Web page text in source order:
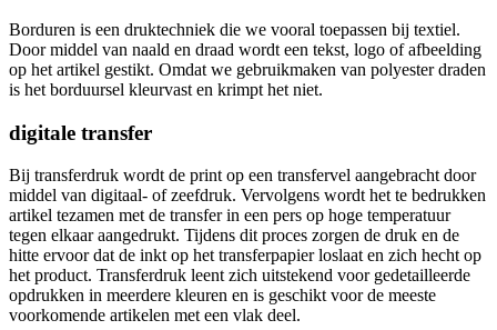
Borduren is een druktechniek die we vooral toepassen bij textiel.
Door middel van naald en draad wordt een tekst, logo of afbeelding
op het artikel gestikt. Omdat we gebruikmaken van polyester draden
is het borduursel kleurvast en krimpt het niet.
digitale transfer
Bij transferdruk wordt de print op een transfervel aangebracht door
middel van digitaal- of zeefdruk. Vervolgens wordt het te bedrukken
artikel tezamen met de transfer in een pers op hoge temperatuur
tegen elkaar aangedrukt. Tijdens dit proces zorgen de druk en de
hitte ervoor dat de inkt op het transferpapier loslaat en zich hecht op
het product. Transferdruk leent zich uitstekend voor gedetailleerde
opdrukken in meerdere kleuren en is geschikt voor de meeste
voorkomende artikelen met een vlak deel.